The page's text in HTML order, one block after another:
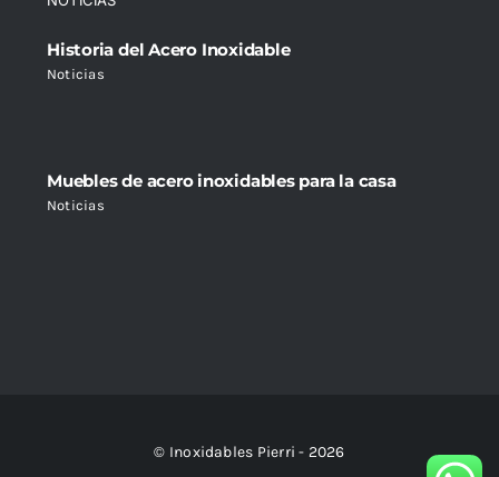
Historia del Acero Inoxidable
Noticias
Muebles de acero inoxidables para la casa
Noticias
© Inoxidables Pierri - 2026